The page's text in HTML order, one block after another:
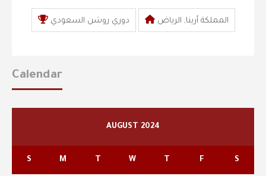
دوري روشن السعودي المملكة أرينا, الرياض
Calendar
AUGUST 2024
S M T W T F S